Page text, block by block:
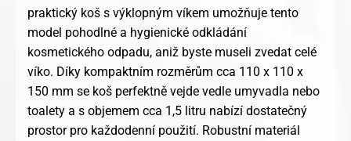
praktický koš s výklopným víkem umožňuje tento
model pohodlné a hygienické odkládání
kosmetického odpadu, aniž byste museli zvedat celé
víko. Díky kompaktním rozměrům cca 110 x 110 x
150 mm se koš perfektně vejde vedle umyvadla nebo
toalety a s objemem cca 1,5 litru nabízí dostatečný
prostor pro každodenní použití. Robustní materiál